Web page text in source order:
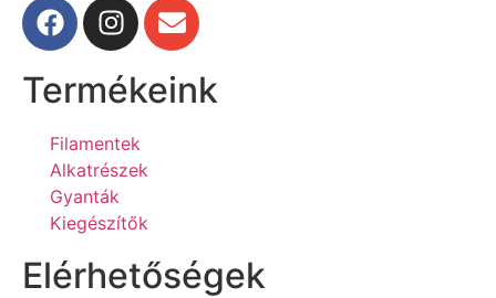
Termékeink
Filamentek
Alkatrészek
Gyanták
Kiegészítők
Elérhetőségek